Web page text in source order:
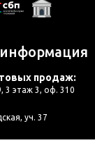
продаж:
3 этаж 3, оф. 310
уч. 37